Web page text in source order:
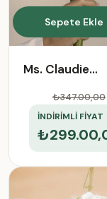
Sepete Ekle
Ms. Claudie
₺347.00,00
İNDİRİMLİ FİYAT